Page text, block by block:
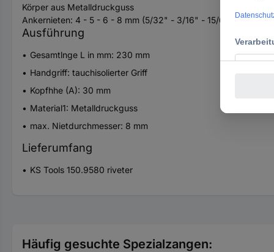
Körper aus Metalldruckguss
Ankernieten: 4 - 5 - 6 - 8 mm (5/32" - 3/16" - 15/64" - 5/16")
Ausführung
Gesamtlnge L in mm: 230 mm
Handgriff: tauchisolierter Griff
Kopfhhe (A): 30 mm
Material1: Metalldruckguss
max. Nietdurchmesser: 8 mm
Lieferumfang
KS Tools 150.9580 riveter
Häufig gesuchte Spezialzangen: